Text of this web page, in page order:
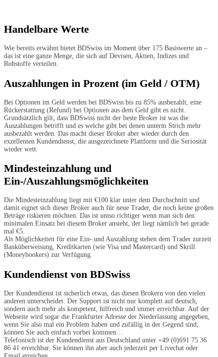
Handelbare Werte
Wie bereits erwähnt bietet BDSwiss im Moment über 175 Basiswerte an –
das ist eine ganze Menge, die sich auf Devisen, Aktien, Indizes und
Rohstoffe verteilen.
Auszahlungen in Prozent (im Geld / OTM)
Bei Optionen im Geld werden bei BDSwiss bis zu 85% ausbezahlt, eine
Rückerstattung (Refund) bei Optionen aus dem Geld gibt es nicht.
Grundsätzlich gilt, dass BDSwiss nicht der beste Broker ist was die
Auszahlungen betrifft und es welche gibt bei denen unterm Strich mehr
ausbezahlt werden. Das macht dieser Broker aber wieder durch den
exzellenten Kundendienst, die ausgezeichnete Plattform und die Seriosität
wieder wett.
Mindesteinzahlung und
Ein-/Auszahlungsmöglichkeiten
Die Mindesteinzahlung liegt mit €100 klar unter dem Durchschnitt und
damit eignet sich dieser Broker auch für neue Trader, die noch keine großen
Beträge riskieren möchten. Das ist umso richtiger wenn man sich den
minimalen Einsatz bei diesem Broker ansieht, der liegt nämlich bei gerade
mal €5.
Als Möglichkeiten für eine Ein- und Auszahlung stehen dem Trader zurzeit
Banküberweisung, Kreditkarten (wie Visa und Mastercard) und Skrill
(Moneybookers) zur Verfügung.
Kundendienst von BDSwiss
Der Kundendienst ist sicherlich etwas, das diesen Brokern von den vielen
anderen unterscheidet. Der Support ist nicht nur komplett auf deutsch,
sondern auch mehr als kompetent, hilfreich und immer erreichbar. Auf der
Webseite wird sogar die Frankfurter Adresse der Niederlassung angegeben,
wenn Sie also mal ein Problem haben und zufällig in der Gegend sind,
können Sie auch einfach vorbei kommen…
Telefonisch ist der Kundendienst aus Deutschland unter +49 (0)691 75 36
86 41 erreichbar. Sie können ihn aber auch jederzeit per Livechat oder